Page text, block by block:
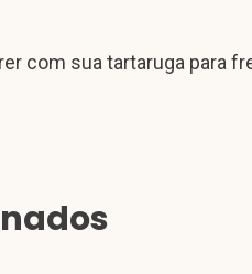
com sua tartaruga para